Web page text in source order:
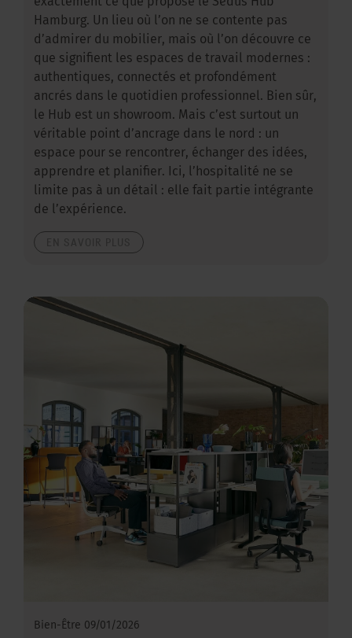
Hamburg. Un lieu où l’on ne se contente pas
d’admirer du mobilier, mais où l’on découvre ce
que signifient les espaces de travail modernes :
authentiques, connectés et profondément
ancrés dans le quotidien professionnel. Bien sûr,
le Hub est un showroom. Mais c’est surtout un
véritable point d’ancrage dans le nord : un
espace pour se rencontrer, échanger des idées,
apprendre et planifier. Ici, l’hospitalité ne se
limite pas à un détail : elle fait partie intégrante
de l’expérience.
Bien-Être 09/01/2026